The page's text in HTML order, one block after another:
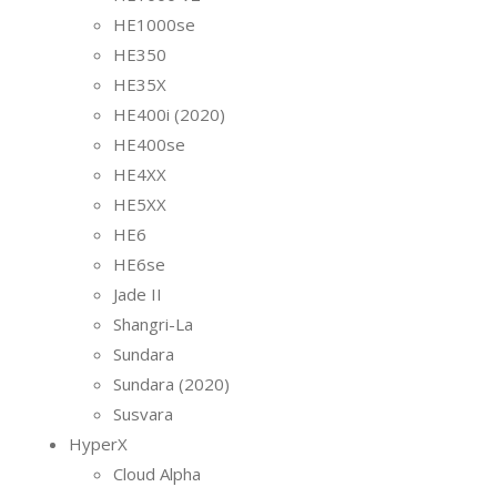
HE1000se
HE350
HE35X
HE400i (2020)
HE400se
HE4XX
HE5XX
HE6
HE6se
Jade II
Shangri-La
Sundara
Sundara (2020)
Susvara
HyperX
Cloud Alpha